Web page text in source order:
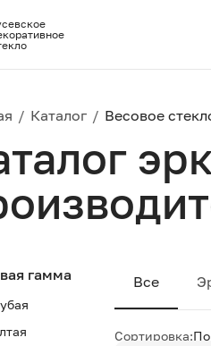
/ Каталог / Весовое
гамма Все
Сортировка: